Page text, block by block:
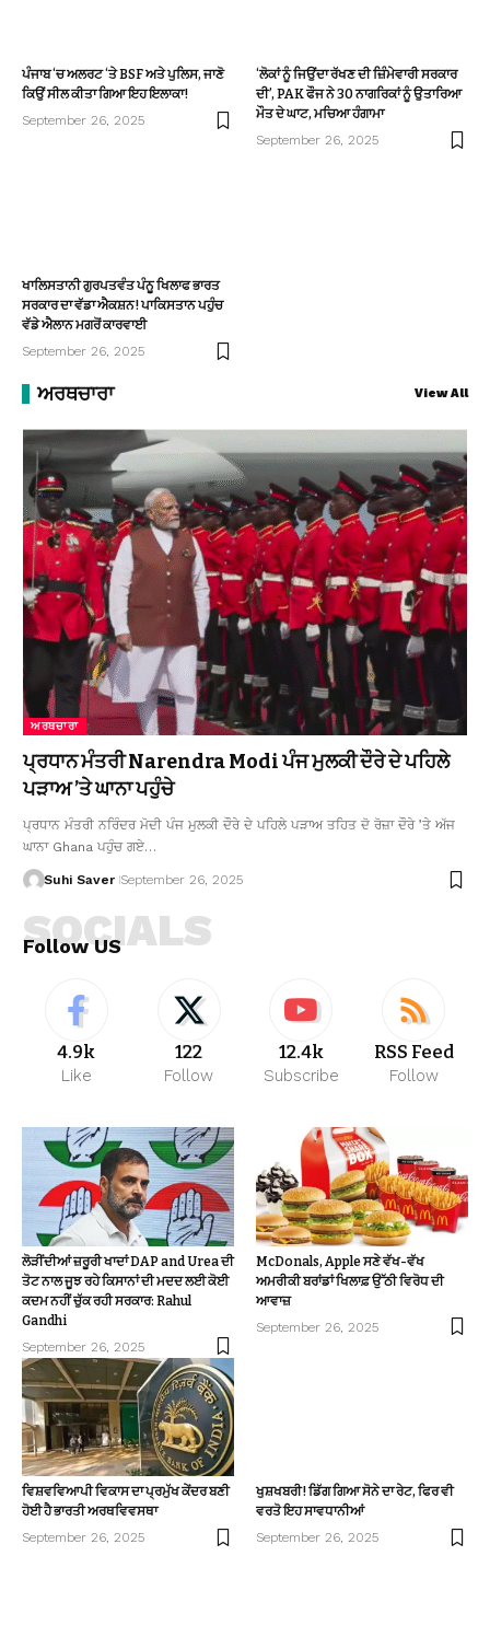
ਪੰਜਾਬ ‘ਚ ਅਲਰਟ ‘ਤੇ BSF ਅਤੇ ਪੁਲਿਸ, ਜਾਣੋ
ਕਿਉਂ ਸੀਲ ਕੀਤਾ ਗਿਆ ਇਹ ਇਲਾਕਾ!
September 26, 2025
‘ਲੋਕਾਂ ਨੂੰ ਜਿਉਂਦਾ ਰੱਖਣ ਦੀ ਜ਼ਿੰਮੇਵਾਰੀ ਸਰਕਾਰ
ਦੀ’, PAK ਫੌਜ ਨੇ 30 ਨਾਗਰਿਕਾਂ ਨੂੰ ਉਤਾਰਿਆ
ਮੌਤ ਦੇ ਘਾਟ, ਮਚਿਆ ਹੰਗਾਮਾ
September 26, 2025
ਖਾਲਿਸਤਾਨੀ ਗੁਰਪਤਵੰਤ ਪੰਨੂ ਖਿਲਾਫ ਭਾਰਤ
ਸਰਕਾਰ ਦਾ ਵੱਡਾ ਐਕਸ਼ਨ! ਪਾਕਿਸਤਾਨ ਪਹੁੰਚ
ਵੱਡੇ ਐਲਾਨ ਮਗਰੋਂ ਕਾਰਵਾਈ
September 26, 2025
ਅਰਥਚਾਰਾ View All
ਅਰਥਚਾਰਾ
ਪ੍ਰਧਾਨ ਮੰਤਰੀ Narendra Modi ਪੰਜ ਮੁਲਕੀ ਦੌਰੇ ਦੇ ਪਹਿਲੇ
ਪੜਾਅ ’ਤੇ ਘਾਨਾ ਪਹੁੰਚੇ
ਪ੍ਰਧਾਨ ਮੰਤਰੀ ਨਰਿੰਦਰ ਮੋਦੀ ਪੰਜ ਮੁਲਕੀ ਦੌਰੇ ਦੇ ਪਹਿਲੇ ਪੜਾਅ ਤਹਿਤ ਦੋ ਰੋਜ਼ਾ ਦੌਰੇ ’ਤੇ ਅੱਜ
ਘਾਨਾ Ghana ਪਹੁੰਚ ਗਏ…
Suhi Saver September 26, 2025
Follow US
SOCIALS
4.9k
Like
122
Follow
12.4k
Subscribe
RSS Feed
Follow
ਲੋੜੀਂਦੀਆਂ ਜ਼ਰੂਰੀ ਖਾਦਾਂ DAP and Urea ਦੀ
ਤੋਟ ਨਾਲ ਜੂਝ ਰਹੇ ਕਿਸਾਨਾਂ ਦੀ ਮਦਦ ਲਈ ਕੋਈ
ਕਦਮ ਨਹੀਂ ਚੁੱਕ ਰਹੀ ਸਰਕਾਰ: Rahul
Gandhi
September 26, 2025
McDonals, Apple ਸਣੇ ਵੱਖ-ਵੱਖ
ਅਮਰੀਕੀ ਬਰਾਂਡਾਂ ਖਿਲਾਫ਼ ਉੱਠੀ ਵਿਰੋਧ ਦੀ
ਆਵਾਜ਼
September 26, 2025
ਵਿਸ਼ਵਵਿਆਪੀ ਵਿਕਾਸ ਦਾ ਪ੍ਰਮੁੱਖ ਕੇਂਦਰ ਬਣੀ
ਹੋਈ ਹੈ ਭਾਰਤੀ ਅਰਥਵਿਵਸਥਾ
September 26, 2025
ਖੁਸ਼ਖਬਰੀ! ਡਿੱਗ ਗਿਆ ਸੋਨੇ ਦਾ ਰੇਟ, ਫਿਰ ਵੀ
ਵਰਤੋ ਇਹ ਸਾਵਧਾਨੀਆਂ
September 26, 2025